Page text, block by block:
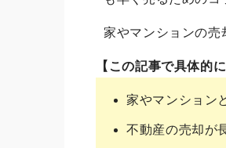
家やマンションの売
【この記事で具体的
家やマンション
不動産の売却が